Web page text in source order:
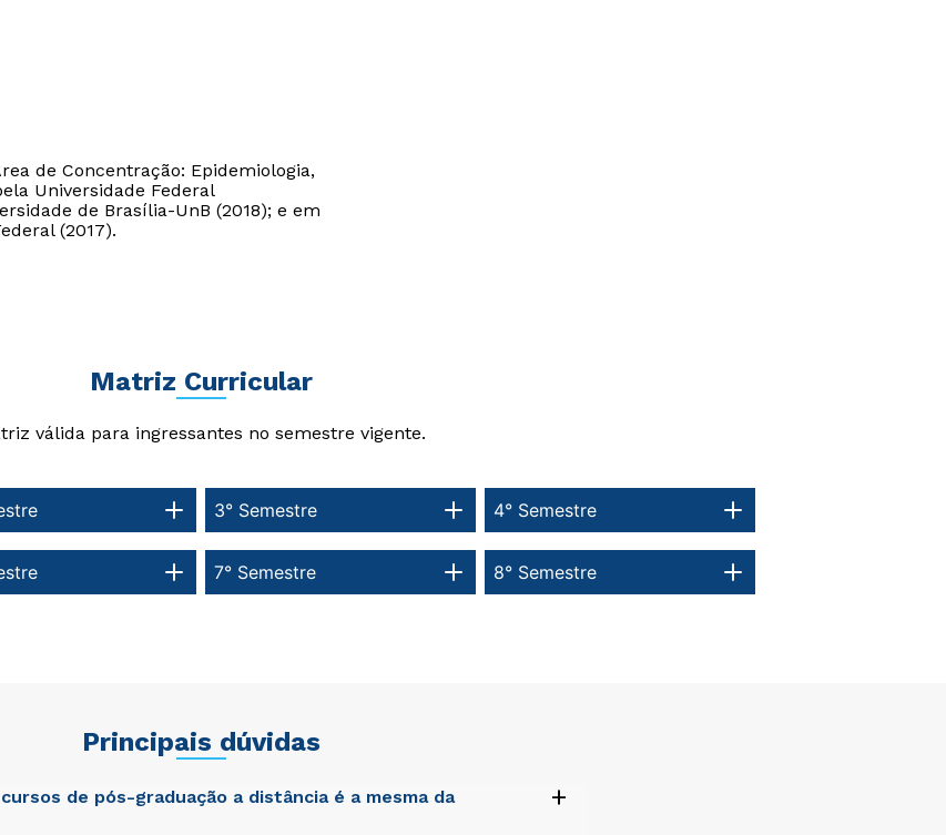
de Concentração: Epidemiologia,
Universidade Federal
de Brasília-UnB (2018); e em
(2017).
Matriz Curricular
válida para ingressantes no semestre vigente.
8° Semestre
7° Semestre
4° Semestre
3° Semestre
Principais dúvidas
de pós-graduação a distância é a mesma da
+